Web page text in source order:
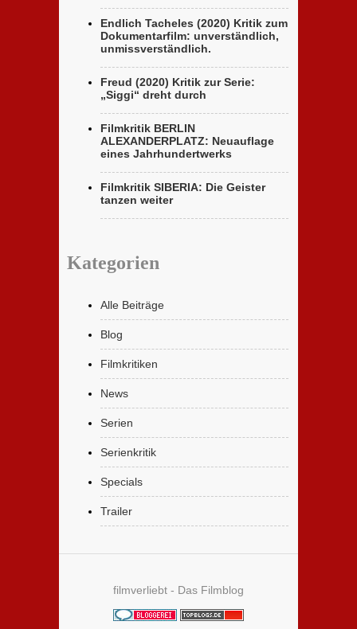
Endlich Tacheles (2020) Kritik zum
Dokumentarfilm: unverständlich,
unmissverständlich.
Freud (2020) Kritik zur Serie:
„Siggi“ dreht durch
Filmkritik BERLIN
ALEXANDERPLATZ: Neuauflage
eines Jahrhundertwerks
Filmkritik SIBERIA: Die Geister
tanzen weiter
Kategorien
Alle Beiträge
Blog
Filmkritiken
News
Serien
Serienkritik
Specials
Trailer
filmverliebt - Das Filmblog